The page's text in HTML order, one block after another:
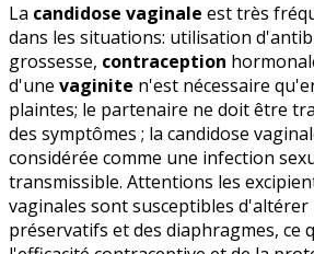
La candidose vaginale est très
dans les situations: utilisation
grossesse, contraception
d'une vaginite n'est nécessaire
plaintes; le partenaire ne doit être
des symptômes ; la candidose
considérée comme une infection
transmissible. Attentions les
vaginales sont susceptibles d'altérer
préservatifs et des diaphragmes, ce